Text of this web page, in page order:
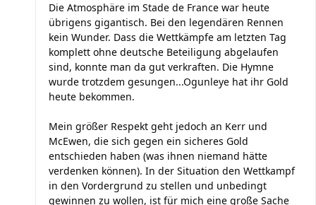
Die Atmosphäre im Stade de France war heute
übrigens gigantisch. Bei den legendären Rennen
kein Wunder. Dass die Wettkämpfe am letzten Tag
komplett ohne deutsche Beteiligung abgelaufen
sind, konnte man da gut verkraften. Die Hymne
wurde trotzdem gesungen...Ogunleye hat ihr Gold
heute bekommen.
Mein größer Respekt geht jedoch an Kerr und
McEwen, die sich gegen ein sicheres Gold
entschieden haben (was ihnen niemand hätte
verdenken können). In der Situation den Wettkampf
in den Vordergrund zu stellen und unbedingt
gewinnen zu wollen, ist für mich eine große Sache